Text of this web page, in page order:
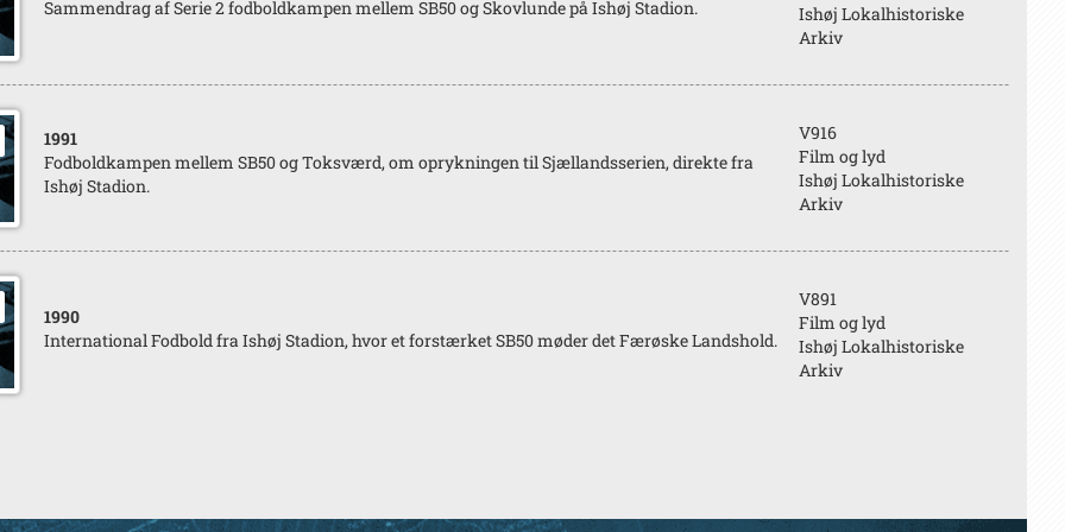
Sammendrag af Serie 2 fodboldkampen mellem SB50 og Skovlunde på Ishøj Stadion.
Ishøj Lokalhistoriske
Arkiv
1991
Fodboldkampen mellem SB50 og Toksværd, om oprykningen til Sjællandsserien, direkte fra
Ishøj Stadion.
V916
Film og lyd
Ishøj Lokalhistoriske
Arkiv
1990
International Fodbold fra Ishøj Stadion, hvor et forstærket SB50 møder det Færøske Landshold.
V891
Film og lyd
Ishøj Lokalhistoriske
Arkiv